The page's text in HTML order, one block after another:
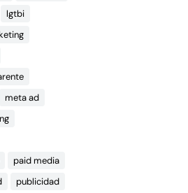
lgtbi
meta ad
paid media
publicidad